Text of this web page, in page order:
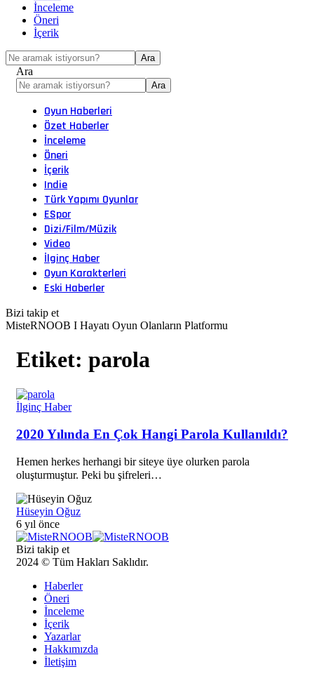
İnceleme
Öneri
İçerik
Ara
Oyun Haberleri
Özet Haberler
İnceleme
Öneri
İçerik
Indie
Türk Yapımı Oyunlar
ESpor
Dizi/Film/Müzik
Video
İlginç Haber
Oyun Karakterleri
Eski Haberler
Bizi takip et
MisteRNOOB I Hayatı Oyun Olanların Platformu
Etiket: parola
İlginç Haber
2020 Yılında En Çok Hangi Parola Kullanıldı?
Hemen herkes herhangi bir siteye üye olurken parola
oluşturmuştur. Peki bu şifreleri…
Hüseyin Oğuz
6 yıl önce
Bizi takip et
2024 © Tüm Hakları Saklıdır.
Haberler
Öneri
İnceleme
İçerik
Yazarlar
Hakkımızda
İletişim